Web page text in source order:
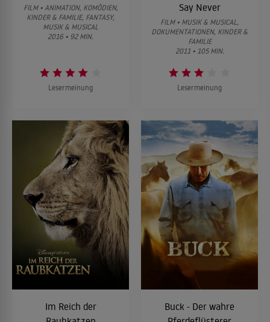
FILM • ANIMATION, KOMÖDIEN,
KINDER & FAMILIE, FANTASY,
MUSIK & MUSICAL
2016 • 92 MIN.
Lesermeinung
Say Never
FILM • MUSIK & MUSICAL,
DOKUMENTATIONEN, KINDER &
FAMILIE
2011 • 105 MIN.
Lesermeinung
Im Reich der
Buck - Der wahre